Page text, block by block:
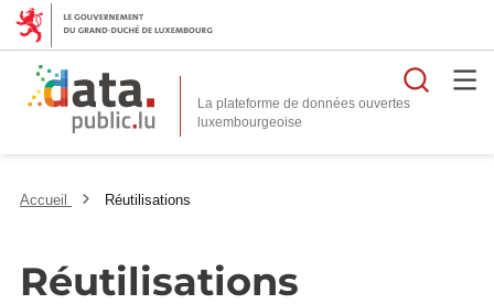
La plateforme de données ouvertes
Accueil Réutilisations
Réutilisations